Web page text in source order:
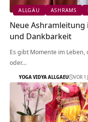
ALLGÄU ASHRAMS
Neue Ashramleitung
und Dankbarkeit
Es gibt Momente im
oder…
YOGA VIDYA ALLGAEU VOR 1